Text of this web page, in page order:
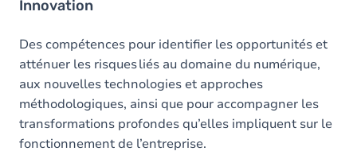
Innovation
Des compétences pour identifier les opportunités et
atténuer les risques liés au domaine du numérique,
aux nouvelles technologies et approches
méthodologiques, ainsi que pour accompagner les
transformations profondes qu’elles impliquent sur le
fonctionnement de l’entreprise.